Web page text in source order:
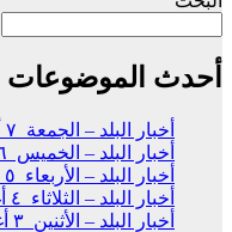
أحدث الموضوعات
أخبار البلد – الجمعة ٧ أغسطس ٢٠٢٦م
أخبار البلد – الخميس ٦ أغسطس ٢٠٢٦م
أخبار البلد – الأربعاء ٥ أغسطس ٢٠٢٦م
أخبار البلد – الثلاثاء ٤ أغسطس ٢٠٢٦م
أخبار البلد – الأثنين ٣ أغسطس ٢٠٢٦م